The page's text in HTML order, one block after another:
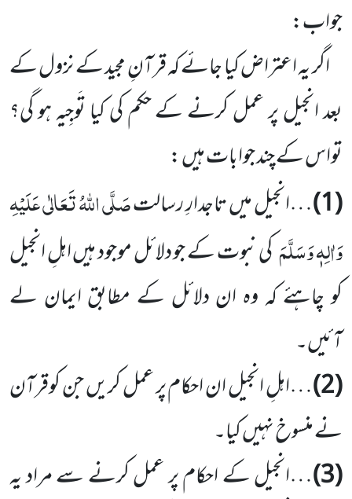
جواب:
اگر یہ اعتراض کیا جائے کہ قرآنِ مجید کے نزول کے
بعد انجیل پر عمل کرنے کے حکم کی کیا تَوجِیہ ہو گی؟
تواس کے چند جوابات ہیں :
(1) …انجیل میں تاجدارِ رسالتصَلَّی اللہُ تَعَالٰی عَلَیْہِ
وَاٰلِہٖ وَسَلَّمَکی نبوت کے جو دلائل موجود ہیں اہلِ انجیل
کو چاہئے کہ وہ ان دلائل کے مطابق ایمان لے
آئیں۔
(2) …اہلِ انجیل ان احکام پر عمل کریں جن کوقرآن
نے منسوخ نہیں کیا۔
(3) …انجیل کے احکام پر عمل کرنے سے مراد یہ